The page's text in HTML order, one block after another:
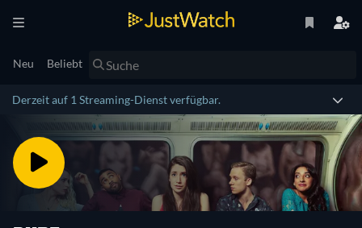
Neu Beliebt
Derzeit auf 1 Streaming-Dienst verfügbar.